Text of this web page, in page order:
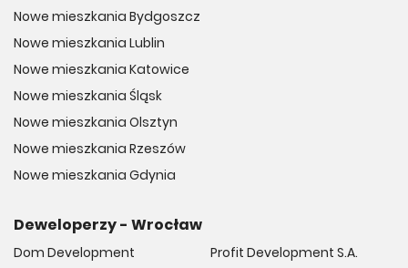
Nowe mieszkania Bydgoszcz
Nowe mieszkania Lublin
Nowe mieszkania Katowice
Nowe mieszkania Śląsk
Nowe mieszkania Olsztyn
Nowe mieszkania Rzeszów
Nowe mieszkania Gdynia
Deweloperzy - Wrocław
Dom Development
Profit Development S.A.